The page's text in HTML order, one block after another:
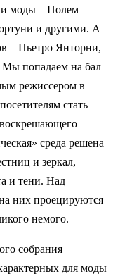
моды – Полем
и другими. А
– Пьетро Янторни,
попадаем на бал
режиссером в
стать
воскрешающего
среда решена
и зеркал,
и тени. Над
них проецируются
немого.
собрания
для моды